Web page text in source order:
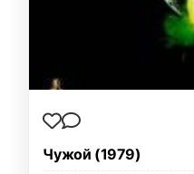
Чужой (1979)